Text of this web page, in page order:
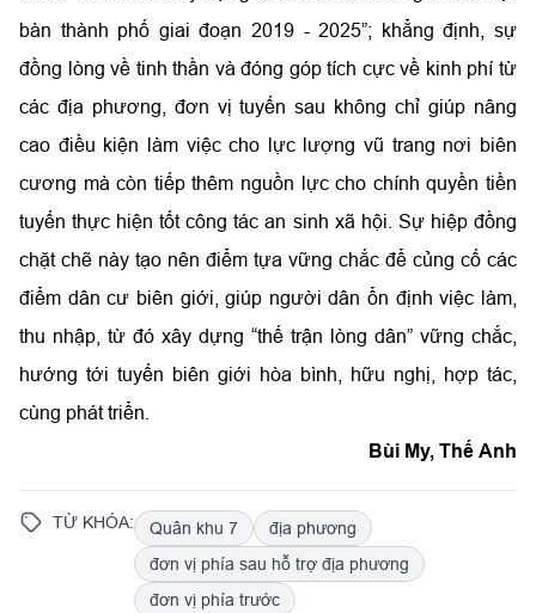
bàn thành phố giai đoạn 2019 - 2025”; khẳng định, sự
đồng lòng về tinh thần và đóng góp tích cực về kinh phí từ
các địa phương, đơn vị tuyến sau không chỉ giúp nâng
cao điều kiện làm việc cho lực lượng vũ trang nơi biên
cương mà còn tiếp thêm nguồn lực cho chính quyền tiền
tuyến thực hiện tốt công tác an sinh xã hội. Sự hiệp đồng
chặt chẽ này tạo nên điểm tựa vững chắc để củng cố các
điểm dân cư biên giới, giúp người dân ổn định việc làm,
thu nhập, từ đó xây dựng “thế trận lòng dân” vững chắc,
hướng tới tuyến biên giới hòa bình, hữu nghị, hợp tác,
cùng phát triển.
Bùi My, Thế Anh
TỪ KHÓA: Quân khu 7
địa phương
đơn vị phía sau hỗ trợ địa phương
đơn vị phía trước